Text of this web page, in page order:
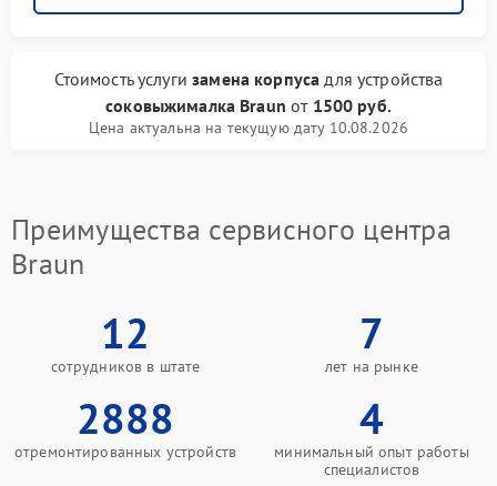
Стоимость услугизамена корпуса для устройства
соковыжималка Braun от 1500 руб.
Цена актуальна на текущую дату 10.08.2026
Преимущества сервисного центра
Braun
12
сотрудников в штате
7
лет на рынке
2888
отремонтированных устройств
4
минимальный опыт работы
специалистов